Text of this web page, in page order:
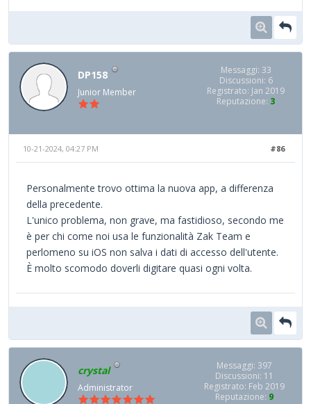
DP158
Junior Member
Messaggi: 33
Discussioni: 6
Registrato: Jan 2019
Reputazione: 3
#86
10-21-2024, 04:27 PM
Personalmente trovo ottima la nuova app, a differenza
della precedente.
L'unico problema, non grave, ma fastidioso, secondo me
è per chi come noi usa le funzionalità Zak Team e
perlomeno su iOS non salva i dati di accesso dell'utente.
È molto scomodo doverli digitare quasi ogni volta.
crystal
Administrator
Messaggi: 397
Discussioni: 11
Registrato: Feb 2019
Reputazione: 9